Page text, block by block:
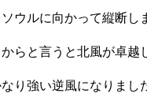
ウルに向かって縦断し
らと言うと北風が卓越
り強い逆風になりまし